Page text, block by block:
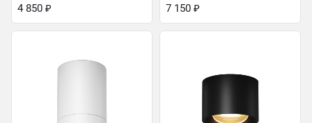
O500CL-L5B3K
4 850 ₽
O498CL-L15B3K
7 150 ₽